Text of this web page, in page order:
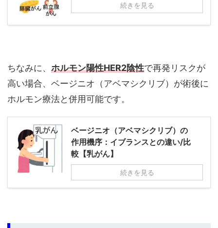
続きを見る
ちなみに、 ホルモン陽性HER2陰性で再発リスクが
高い場合、ベージニオ（アベマシクリブ）が術後に
ホルモン療法と併用可能です。
ベージニオ（アベマシクリブ）の
作用機序：イブランスとの違い/比
較【乳がん】
続きを見る